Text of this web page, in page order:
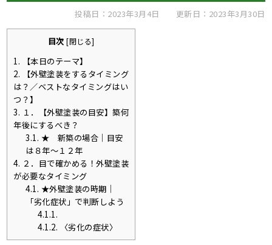
投稿日：2023年3月4日 更新日：2023年3月30日
目次 [閉じる]
1. 【本日のテーマ】
2. 【外壁塗装をするタイミング
は？／ベストなタイミングはい
つ？】
3. １．【外壁塗装の目安】築何
年後にするべき？
3.1. ★ 新築の場合｜目安
は８年～１２年
4. ２．目で確かめる！外壁塗装
が必要なタイミング
4.1. ★外壁塗装の時期｜
「劣化症状」で判断しよう
4.1.1.
4.1.2. 〈劣化の症状〉